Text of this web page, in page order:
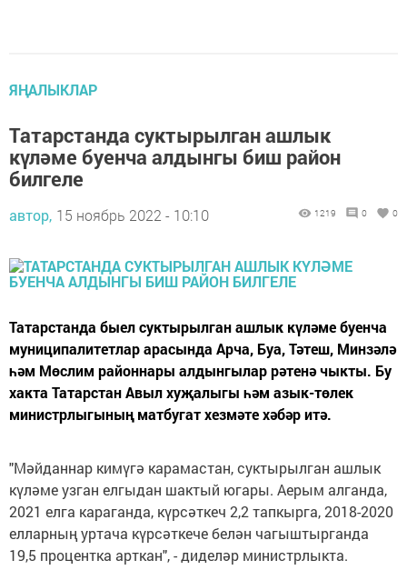
ЯҢАЛЫКЛАР
Татарстанда суктырылган ашлык
күләме буенча алдынгы биш район
билгеле
автор, 15 ноябрь 2022 - 10:10 1219 0 0
Татарстанда быел суктырылган ашлык күләме буенча
муниципалитетлар арасында Арча, Буа, Тәтеш, Минзәлә
һәм Мөслим районнары алдынгылар рәтенә чыкты. Бу
хакта Татарстан Авыл хуҗалыгы һәм азык-төлек
министрлыгының матбугат хезмәте хәбәр итә.
"Мәйданнар кимүгә карамастан, суктырылган ашлык
күләме узган елгыдан шактый югары. Аерым алганда,
2021 елга караганда, күрсәткеч 2,2 тапкырга, 2018-2020
елларның уртача күрсәткече белән чагыштырганда
19,5 процентка арткан", - диделәр министрлыкта.